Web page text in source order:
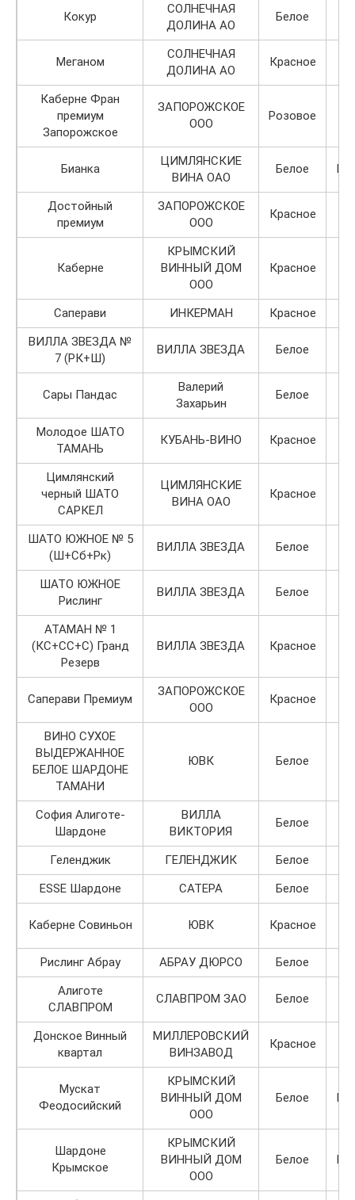
Кокур
СОЛНЕЧНАЯ
ДОЛИНА АО
Белое
Меганом
СОЛНЕЧНАЯ
ДОЛИНА АО
Красное
Каберне Фран
премиум
Запорожское
ЗАПОРОЖСКОЕ
ООО
Розовое
Бианка
ЦИМЛЯНСКИЕ
ВИНА ОАО
Белое
Достойный
премиум
ЗАПОРОЖСКОЕ
ООО
Красное
Каберне
КРЫМСКИЙ
ВИННЫЙ ДОМ
ООО
Красное
Саперави ИНКЕРМАН
Красное
ВИЛЛА ЗВЕЗДА №
7 (РК+Ш)
ВИЛЛА ЗВЕЗДА Белое
Сары Пандас
Валерий
Захарьин
Белое
Молодое ШАТО
ТАМАНЬ
КУБАНЬ-ВИНО Красное
Цимлянский
черный ШАТО
САРКЕЛ
ЦИМЛЯНСКИЕ
ВИНА ОАО
Красное
ШАТО ЮЖНОЕ № 5
(Ш+Сб+Рк)
ВИЛЛА ЗВЕЗДА Белое
ШАТО ЮЖНОЕ
Рислинг
ВИЛЛА ЗВЕЗДА Белое
АТАМАН № 1
(КС+СС+С) Гранд
Резерв
ВИЛЛА ЗВЕЗДА Красное
Саперави Премиум
ЗАПОРОЖСКОЕ
ООО
Красное
ВИНО СУХОЕ
ВЫДЕРЖАННОЕ
БЕЛОЕ ШАРДОНЕ
ТАМАНИ
ЮВК Белое
София Алиготе-
Шардоне
ВИЛЛА
ВИКТОРИЯ
Белое
Геленджик ГЕЛЕНДЖИК
Белое
ESSE Шардоне
САТЕРА Белое
Каберне Совиньон ЮВК Красное
Рислинг Абрау АБРАУ ДЮРСО
Белое
Алиготе
СЛАВПРОМ
СЛАВПРОМ ЗАО Белое
Донское Винный
квартал
МИЛЛЕРОВСКИЙ
ВИНЗАВОД
Красное
Мускат
Феодосийский
КРЫМСКИЙ
ВИННЫЙ ДОМ
ООО
Белое
Шардоне
Крымское
КРЫМСКИЙ
ВИННЫЙ ДОМ
ООО
Белое